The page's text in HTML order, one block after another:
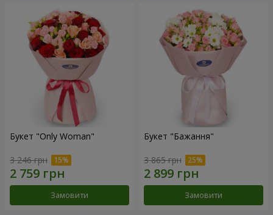
Букет "Only Woman"
3 246 грн
Замовити
Букет "Бажання"
3 865 грн
Замовити